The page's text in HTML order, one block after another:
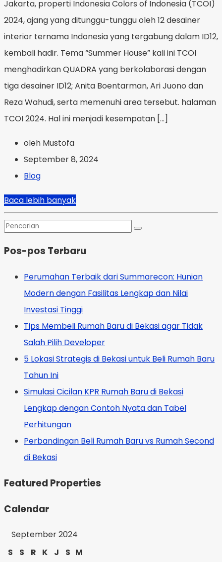
Jakarta, properti Indonesia Colors of Indonesia (TCOI)
2024, ajang yang ditunggu-tunggu oleh 12 desainer
interior ternama Indonesia yang tergabung dalam ID12,
kembali hadir. Tema “Summer House” kali ini TCOI
menghadirkan QUADRA yang berkolaborasi dengan
tiga desainer ID12; Anita Boentarman, Ari Juono dan
Reza Wahudi, serta memenuhi area tersebut. halaman
TCOI 2024. Hal ini menjadi kesempatan […]
oleh Mustofa
September 8, 2024
Blog
Baca lebih banyak
Pos-pos Terbaru
Perumahan Terbaik dari Summarecon: Hunian
Modern dengan Fasilitas Lengkap dan Nilai
Investasi Tinggi
Tips Membeli Rumah Baru di Bekasi agar Tidak
Salah Pilih Developer
5 Lokasi Strategis di Bekasi untuk Beli Rumah Baru
Tahun Ini
Simulasi Cicilan KPR Rumah Baru di Bekasi
Lengkap dengan Contoh Nyata dan Tabel
Perhitungan
Perbandingan Beli Rumah Baru vs Rumah Second
di Bekasi
Featured Properties
Calendar
September 2024
S
S R K J S M